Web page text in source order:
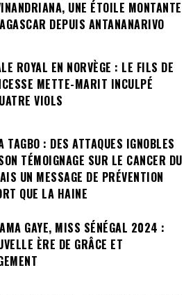
UNE ÉTOILE MONTANTE
DEPUIS ANTANANARIVO
ROYAL EN NORVÈGE : LE FILS DE
METTE-MARIT INCULPÉ
VIOLS
TAGBO : DES ATTAQUES IGNOBLES
TÉMOIGNAGE SUR LE CANCER DU
UN MESSAGE DE PRÉVENTION
QUE LA HAINE
GAYE, MISS SÉNÉGAL 2024 :
ÈRE DE GRÂCE ET